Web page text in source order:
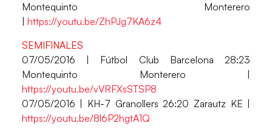
Montequinto Monterero
https://youtu.be/ZhPJg7KA6z4
SEMIFINALES
07/05/2016 | Fútbol Club Barcelona 28:23
Montequinto Monterero |
https://youtu.be/vVRFXsSTSP8
07/05/2016 | KH-7 Granollers 26:20 Zarautz KE |
https://youtu.be/8l6P2hgtA1Q